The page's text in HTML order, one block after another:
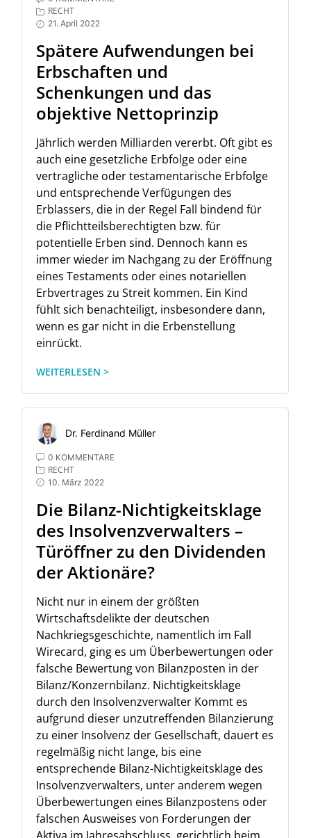
RECHT
21. April 2022
Spätere Aufwendungen bei
Erbschaften und
Schenkungen und das
objektive Nettoprinzip
Jährlich werden Milliarden vererbt. Oft gibt es
auch eine gesetzliche Erbfolge oder eine
vertragliche oder testamentarische Erbfolge
und entsprechende Verfügungen des
Erblassers, die in der Regel Fall bindend für
die Pflichtteilsberechtigten bzw. für
potentielle Erben sind. Dennoch kann es
immer wieder im Nachgang zu der Eröffnung
eines Testaments oder eines notariellen
Erbvertrages zu Streit kommen. Ein Kind
fühlt sich benachteiligt, insbesondere dann,
wenn es gar nicht in die Erbenstellung
einrückt.
WEITERLESEN >
Dr. Ferdinand Müller
0 KOMMENTARE
RECHT
10. März 2022
Die Bilanz-Nichtigkeitsklage
des Insolvenzverwalters –
Türöffner zu den Dividenden
der Aktionäre?
Nicht nur in einem der größten
Wirtschaftsdelikte der deutschen
Nachkriegsgeschichte, namentlich im Fall
Wirecard, ging es um Überbewertungen oder
falsche Bewertung von Bilanzposten in der
Bilanz/Konzernbilanz. Nichtigkeitsklage
durch den Insolvenzverwalter Kommt es
aufgrund dieser unzutreffenden Bilanzierung
zu einer Insolvenz der Gesellschaft, dauert es
regelmäßig nicht lange, bis eine
entsprechende Bilanz-Nichtigkeitsklage des
Insolvenzverwalters, unter anderem wegen
Überbewertungen eines Bilanzpostens oder
falschen Ausweises von Forderungen der
Aktiva im Jahresabschluss, gerichtlich beim